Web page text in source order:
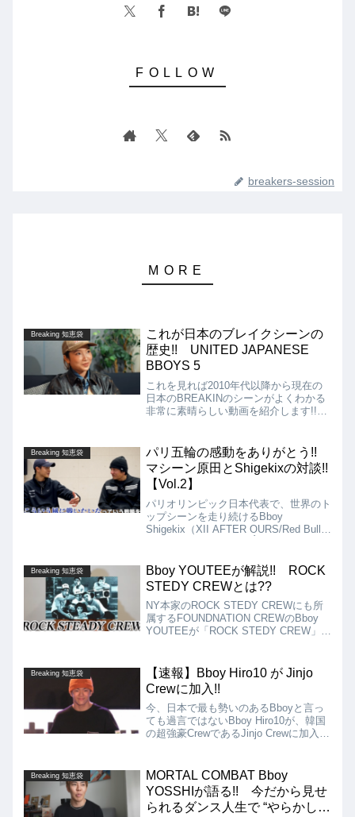
breakers-session
Breaking 知恵袋
これが日本のブレイクシーンの
歴史!! UNITED JAPANESE
BBOYS 5
これを見れば2010年代以降から現在の
日本のBREAKINのシーンがよくわかる
非常に素晴らしい動画を紹介します!!
て構成されています!! 日本のブレイク
シーンの歴史が凝縮された動画の第5弾
です。
Breaking 知恵袋
パリ五輪の感動をありがとう!!
マシーン原田とShigekixの対談!!
【Vol.2】
パリオリンピック日本代表で、世界のト
ップシーンを走り続けるBboy
Shigekix（XII AFTER OURS/Red Bull
ン界のレジェンドであるマシーン原田に
よる対談の動画の続編を紹介します!!
Breaking 知恵袋
Bboy YOUTEEが解説!! ROCK
STEDY CREWとは??
NY本家のROCK STEDY CREWにも所
属するFOUNDNATION CREWのBboy
YOUTEEが「ROCK STEDY CREW」に
しくは知らないという人も必見です!!
Breaking 知恵袋
【速報】Bboy Hiro10 が Jinjo
Crewに加入!!
今、日本で最も勢いのあるBboyと言っ
ても過言ではないBboy Hiro10が、韓国
の超強豪CrewであるJinjo Crewに加入し
も注目されているBboyと言えるHiro10
がまさかのJinjo Crew入りということ
で、今後の活躍にも期待したいです!!
Breaking 知恵袋
MORTAL COMBAT Bboy
YOSSHIが語る!! 今だから見せ
られるダンス人生で “やらかし